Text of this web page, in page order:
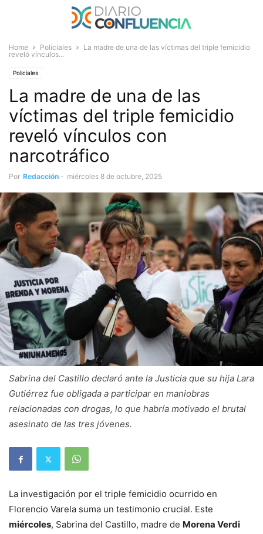
Home Policiales
La madre de una de las víctimas del triple femicidio
reveló vínculos...
Policiales
La madre de una de las
víctimas del triple femicidio
reveló vínculos con
narcotráfico
Por Redacción - miércoles 8 de octubre, 2025
Sabrina del Castillo declaró ante la Justicia que su hija Lara
Gutiérrez fue obligada a participar en maniobras
relacionadas con drogas, lo que habría motivado el brutal
asesinato de las tres jóvenes.
La investigación por el triple femicidio ocurrido en
Florencio Varela suma un testimonio crucial. Este
miércoles, Sabrina del Castillo, madre de Morena Verdi